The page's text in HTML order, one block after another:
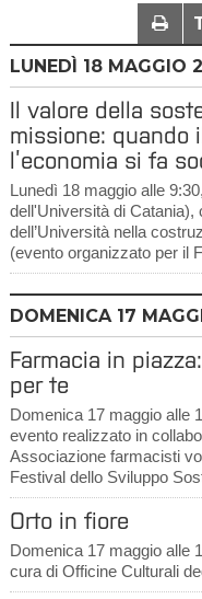
LUNEDÌ 18MAGGIO
Il valore della
missione: quando
l’economia si fa
Lunedì 18 maggio alle
dell'Università di Catania),
dell’Università nella
(evento organizzato per il
DOMENICA 17
Farmacia in
per te
Domenica 17 maggio alle
evento realizzato in
Associazione farmacisti
Festival dello Sviluppo
Orto in fiore
Domenica 17 maggio alle
cura di Officine Culturali